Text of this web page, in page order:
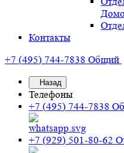
Контакты
+7 (495) 744-7838 Общий
Назад
Телефоны
+7 (495) 744-7838
+7 (929) 501-80-62